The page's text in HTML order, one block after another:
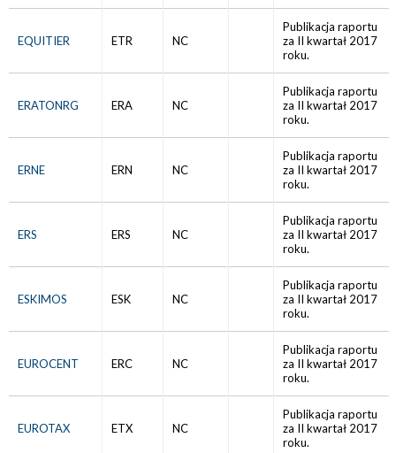
EQUITIER ETR NC
Publikacja raportu
za II kwartał 2017
roku.
ERATONRG ERA NC
Publikacja raportu
za II kwartał 2017
roku.
ERNE ERN NC
Publikacja raportu
za II kwartał 2017
roku.
ERS ERS NC
Publikacja raportu
za II kwartał 2017
roku.
ESKIMOS ESK NC
Publikacja raportu
za II kwartał 2017
roku.
EUROCENT ERC NC
Publikacja raportu
za II kwartał 2017
roku.
EUROTAX ETX NC
Publikacja raportu
za II kwartał 2017
roku.